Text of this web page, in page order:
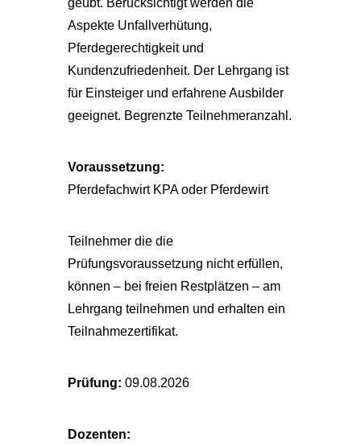
geübt. Berücksichtigt werden die
Aspekte Unfallverhütung,
Pferdegerechtigkeit und
Kundenzufriedenheit. Der Lehrgang ist
für Einsteiger und erfahrene Ausbilder
geeignet. Begrenzte Teilnehmeranzahl.
Voraussetzung:
Pferdefachwirt KPA oder Pferdewirt
Teilnehmer die die
Prüfungsvoraussetzung nicht erfüllen,
können – bei freien Restplätzen – am
Lehrgang teilnehmen und erhalten ein
Teilnahmezertifikat.
Prüfung: 09.08.2026
Dozenten: